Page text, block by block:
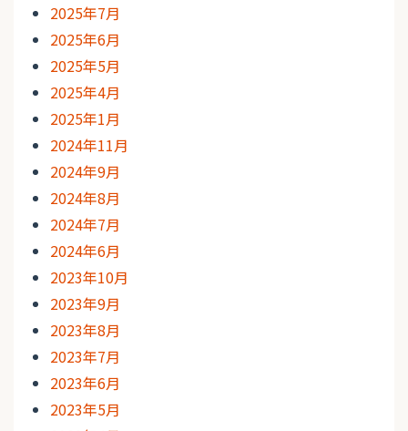
2025年7月
2025年6月
2025年5月
2025年4月
2025年1月
2024年11月
2024年9月
2024年8月
2024年7月
2024年6月
2023年10月
2023年9月
2023年8月
2023年7月
2023年6月
2023年5月